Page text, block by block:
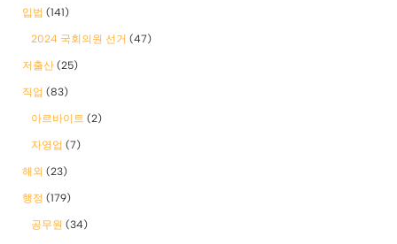
입법 (141)
2024 국회의원 선거 (47)
저출산 (25)
직업 (83)
아르바이트 (2)
자영업 (7)
해외 (23)
행정 (179)
공무원 (34)